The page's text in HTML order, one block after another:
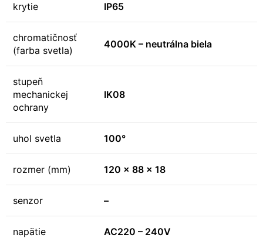
krytie IP65
chromatičnosť
(farba svetla)
4000K – neutrálna biela
stupeň
mechanickej
ochrany
IK08
uhol svetla 100°
rozmer (mm) 120 x 88 x 18
senzor –
napätie AC220 – 240V